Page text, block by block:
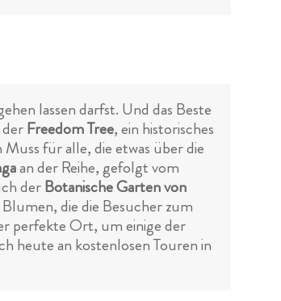
lassen darfst. Und das Beste
Freedom Tree, ein historisches
Muss für alle, die etwas über die
an der Reihe, gefolgt vom
derBotanische Garten von
die die Besucher zum
perfekte Ort, um einige der
heute an kostenlosen Touren in